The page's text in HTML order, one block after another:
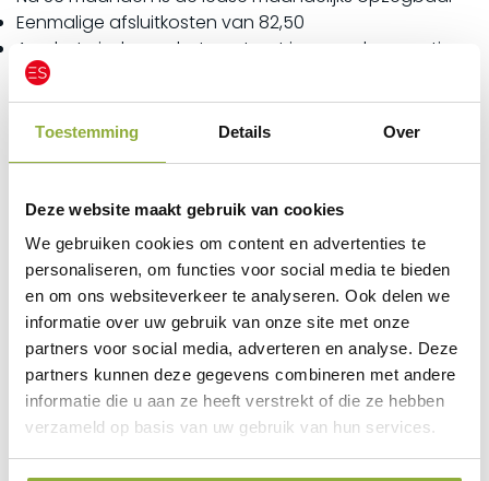
Toestemming Details Over
Deze website maakt gebruik van cookies
We gebruiken cookies om content en advertenties te
personaliseren, om functies voor social media te bieden
en om ons websiteverkeer te analyseren. Ook delen we
informatie over uw gebruik van onze site met onze
partners voor social media, adverteren en analyse. Deze
partners kunnen deze gegevens combineren met andere
informatie die u aan ze heeft verstrekt of die ze hebben
verzameld op basis van uw gebruik van hun services.
Eenmalige afsluitkosten van 82,50
Aan het einde van het contract is er een koopoptie
vanaf 374,40 (bij toevoeging van een pinautomaat
wordt dit bedrag verhoogd met 65,00)
Bel of mail ons voor een offerte!
E-mail:info@voordeligekassa.nl
Wat zit er in deze totaaloplossing:
I-500 (Inclusief)
POS Systeem, Touch screen , capacitive 10 point
touch screen, 39.6 cm (15,6”), 1920×1080 pixels, i5
processor
2.0GHz, upto 2.7GHz, RAM: 4GB, SSD: 120 GB, USB (6x),
RS232 (2x), Ethernet (10/100/1000 Mbit), VGA, Mic-in,